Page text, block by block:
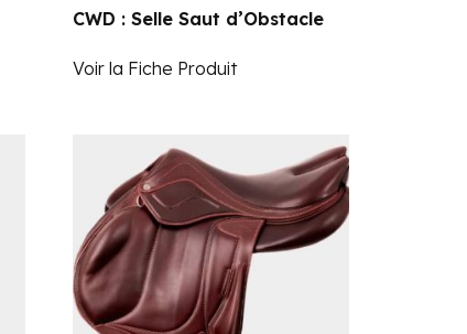
CWD : Selle Saut d’Obstacle
Voir la Fiche Produit